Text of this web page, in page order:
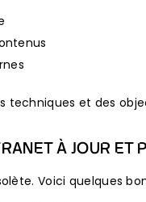
techniques et des
À JOUR ET
Voici quelques